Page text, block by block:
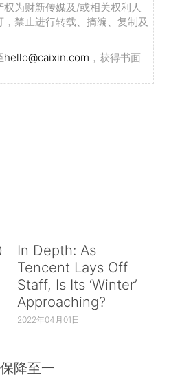
为财新传媒及/或相关权利人
禁止进行转载、摘编、复制及
hello@caixin.com ，获得书面
In Depth: As
Tencent Lays Off
Staff, Is Its ‘Winter’
Approaching?
2022年04月01日
降至一